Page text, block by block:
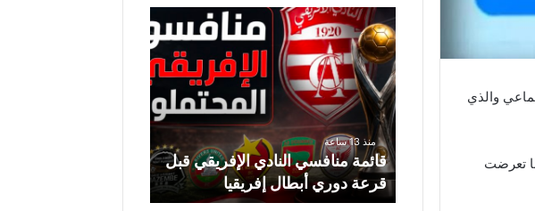
والذي
تعرضت
ق
ا
ئ
م
ة
م
ن
ا
ف
س
ي
منذ 13 ساعة
قائمة منافسي النادي الإفريقي قبل
قرعة دوري أبطال إفريقيا